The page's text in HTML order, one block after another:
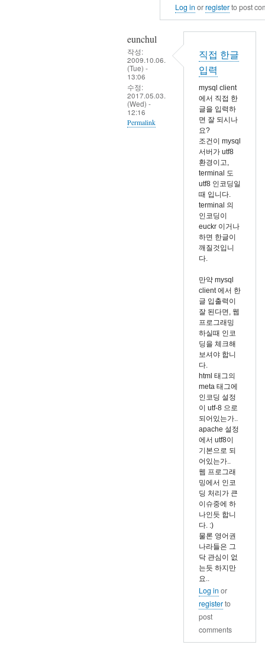
Log in orregisterto post
eunchul
작성:
2009.10.06.
(Tue) -
13:06
수정:
2017.05.03.
(Wed) -
12:16
Permalink
직접 한글
입력
mysql client
에서 직접 한
글을 입력하
면 잘 되시나
요?
조건이 mysql
서버가 utf8
환경이고,
terminal 도
utf8 인코딩일
때 입니다.
terminal 의
인코딩이
euckr 이거나
하면 한글이
깨질것입니
다.
만약 mysql
client 에서 한
글 입출력이
잘 된다면, 웹
프로그래밍
하실때 인코
딩을 체크해
보셔야 합니
다.
html 태그의
meta 태그에
인코딩 설정
이 utf-8 으로
되어있는가..
apache 설정
에서 utf8이
기본으로 되
어있는가..
웹 프로그래
밍에서 인코
딩 처리가 큰
이슈중에 하
나인듯 합니
다. :)
물론 영어권
나라들은 그
닥 관심이 없
는듯 하지만
요..
Log in or
registerto
post
comments